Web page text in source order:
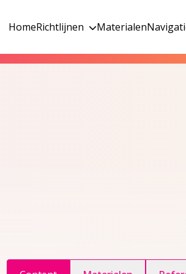
HomeRichtlijnen Materialen